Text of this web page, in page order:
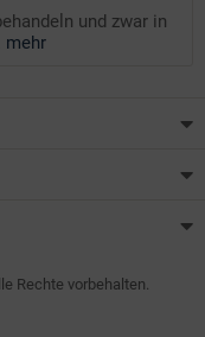
und zwar in
mehr
Rechte vorbehalten.